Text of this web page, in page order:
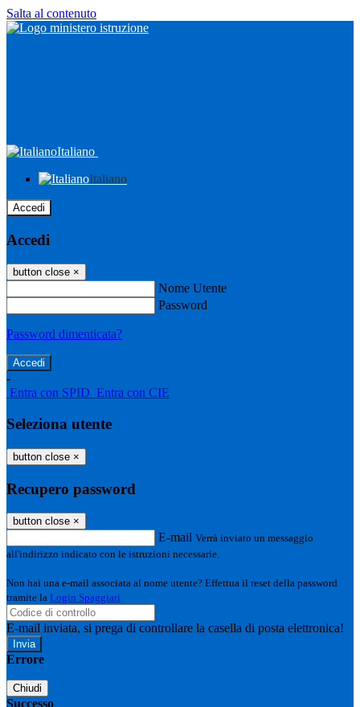
Salta al contenuto
Italiano
Italiano
Accedi
Accedi
button close ×
Nome Utente
Password
Password dimenticata?
-
Entra con SPID Entra con CIE
Seleziona utente
button close ×
Recupero password
button close ×
E-mail Verrà inviato un messaggio
all'indirizzo indicato con le istruzioni necessarie.
Non hai una e-mail associata al nome utente? Effettua il reset della password
tramite la Login Spaggiari
E-mail inviata, si prega di controllare la casella di posta elettronica!
Errore
Chiudi
Successo